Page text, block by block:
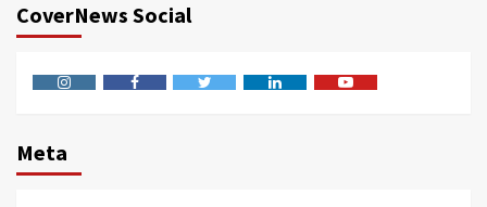
CoverNews Social
Meta